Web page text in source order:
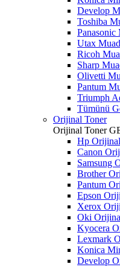
Develop
Toshiba
Panasonic
Utax
Ricoh
Sharp
Olivetti
Pantum
Triumph
Tümünü
Orijinal Toner
Orijinal Toner
Hp
Canon
Samsung
Brother
Pantum
Epson
Xerox
Oki
Kyocera
Lexmark
Konica
Develop